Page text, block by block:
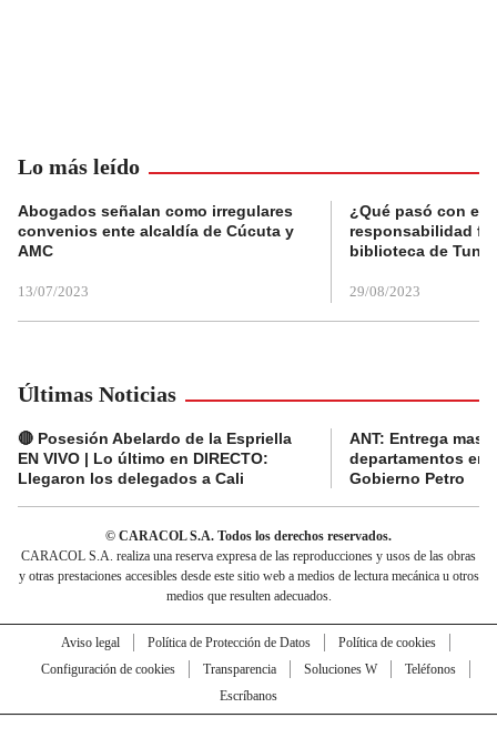
Lo más leído
Abogados señalan como irregulares
convenios ente alcaldía de Cúcuta y
AMC
13/07/2023
¿Qué pasó con el
responsabilidad
biblioteca de
29/08/2023
Últimas Noticias
🔴 Posesión Abelardo de la Espriella
EN VIVO | Lo último en DIRECTO:
Llegaron los delegados a Cali
ANT: Entrega
departamentos en
Gobierno Petro
© CARACOL S.A. Todos los derechos reservados.
CARACOL S.A. realiza una reserva expresa de las reproducciones y usos de las obras
y otras prestaciones accesibles desde este sitio web a medios de lectura mecánica u otros
medios que resulten adecuados.
Aviso legal Política de Protección de Datos
Política de cookies
Configuración de cookies
Transparencia Soluciones W
Teléfonos
Escríbanos